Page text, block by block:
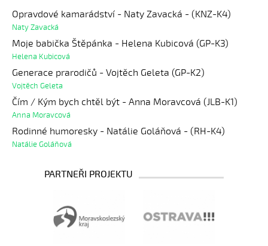
Opravdové kamarádství - Naty Zavacká - (KNZ-K4)
Naty Zavacká
Moje babička Štěpánka - Helena Kubicová (GP-K3)
Helena Kubicová
Generace prarodičů - Vojtěch Geleta (GP-K2)
Vojtěch Geleta
Čím / Kým bych chtěl být - Anna Moravcová (JLB-K1)
Anna Moravcová
Rodinné humoresky - Natálie Goláňová - (RH-K4)
Natálie Goláňová
PARTNEŘI PROJEKTU